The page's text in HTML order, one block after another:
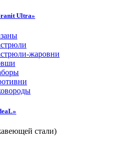
Ultra»
жаровни
стали)